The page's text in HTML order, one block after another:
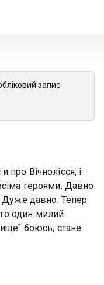
запис
про Вічнолісся, і
героями. Давно
Дуже давно. Тепер
один милий
боюсь, стане